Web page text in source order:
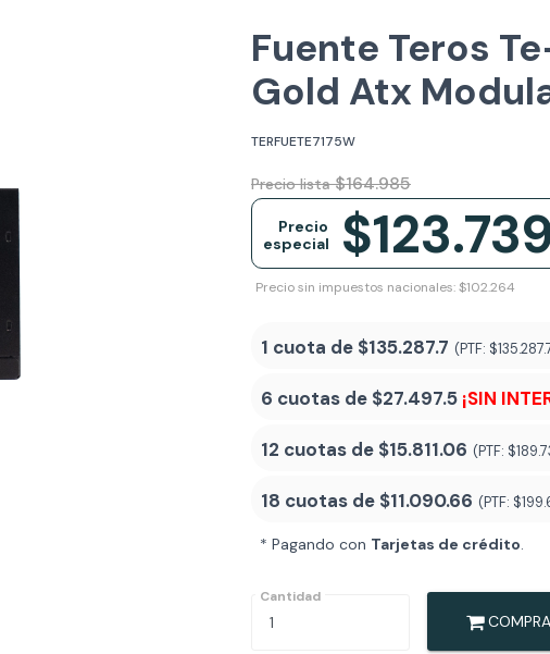
Fuente Teros
Gold Atx
TERFUETE7175W
Precio lista $164.985
Precio
especial
Precio sin impuestos nacionales: $102.264
1 cuota de $135.287.7 (PTF:
6 cuotas de $27.497.5 ¡SIN
12 cuotas de $15.811.06 (PTF:
18 cuotas de $11.090.66 (PTF:
* Pagando con Tarjetas de crédito.
Cantidad